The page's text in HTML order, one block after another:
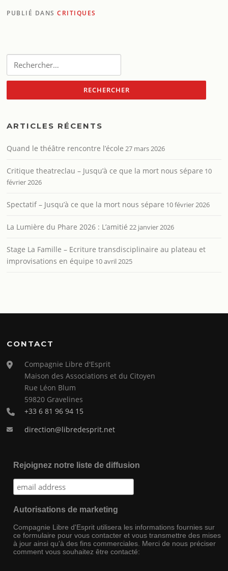
PUBLIÉ DANSCRITIQUES
ARTICLES RÉCENTS
Quand le théâtre rencontre l’école 27 mars 2026
Critique theatreclau – Jusqu’à ce que la mort nous sépare 10
février 2026
Spectatif – Jusqu’à ce que la mort nous sépare 10 février 2026
La Lumière du Phare 2026 : L’amitié 22 janvier 2026
Stage La Famille – Ecriture transdisciplinaire au plateau et
improvisations en équipe 10 avril 2025
CONTACT
Compagnie Libre d'Esprit
Maison des Associations et du Citoyen
Rue Léon Blum
59820 Gravelines
+33 6 81 96 94 15
direction@libredesprit.net
Rejoignez notre liste de diffusion
Autorisations de marketing
Compagnie Libre d'Esprit utilisera les informations fournies sur
ce formulaire pour vous contacter et vous transmettre des mises
à jour ainsi qu'à des fins commerciales. Merci de nous préciser
comment vous souhaitez être contacté: